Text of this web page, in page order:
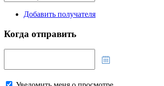
Добавить получателя
Когда отправить